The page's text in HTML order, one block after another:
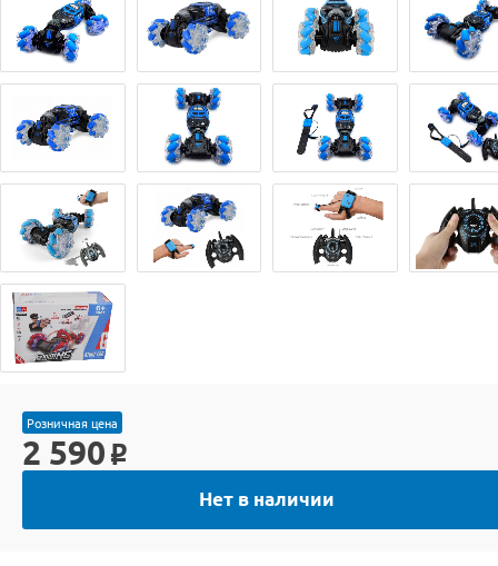
Розничная цена
2 590 o
Нет в наличии